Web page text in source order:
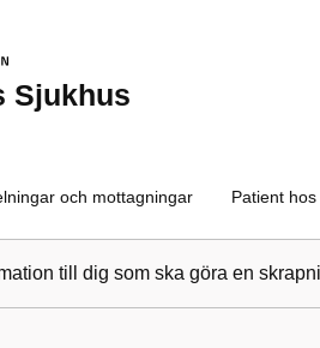
Sjukhus
och mottagningar Patient
till dig som ska göra en